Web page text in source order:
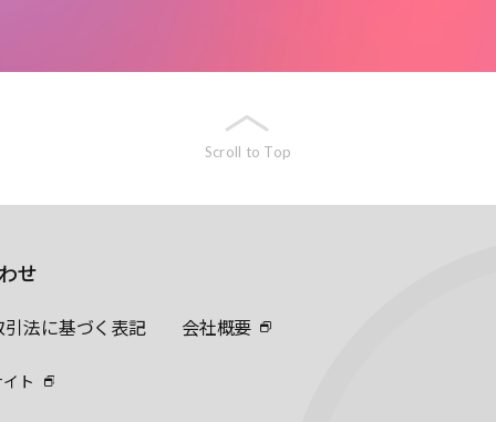
Scroll to Top
せ
法に基づく表記 会社概要
ト